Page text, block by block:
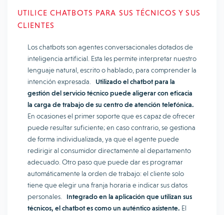
UTILICE CHATBOTS PARA SUS TÉCNICOS Y SUS
CLIENTES
Los chatbots son agentes conversacionales dotados de
inteligencia artificial. Esta les permite interpretar nuestro
lenguaje natural, escrito o hablado, para comprender la
intención expresada. Utilizado el chatbot para la
gestión del servicio técnico puede aligerar con eficacia
la carga de trabajo de su centro de atención telefónica.
En ocasiones el primer soporte que es capaz de ofrecer
puede resultar suficiente; en caso contrario, se gestiona
de forma individualizada, ya que el agente puede
redirigir al consumidor directamente al departamento
adecuado. Otro paso que puede dar es programar
automáticamente la orden de trabajo: el cliente solo
tiene que elegir una franja horaria e indicar sus datos
personales. Integrado en la aplicación que utilizan sus
técnicos, el chatbot es como un auténtico asistente. El